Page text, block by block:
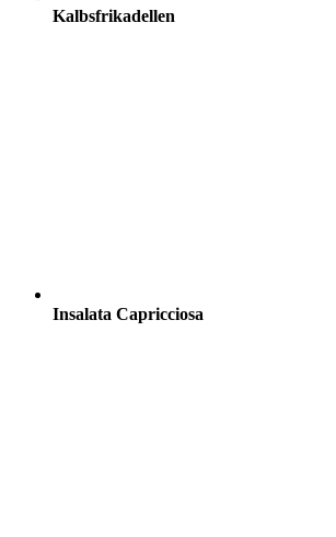
Kalbsfrikadellen
Insalata Capricciosa